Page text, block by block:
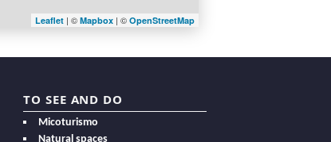
Leaflet | ©Mapbox | ©OpenStreetMap
TO SEE AND DO
Micoturismo
Natural spaces